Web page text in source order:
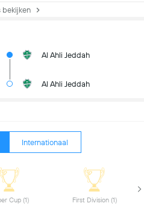
Al Ahli Jeddah
Al Ahli Jeddah
Internationaal
Super Cup (1) First Division (1)